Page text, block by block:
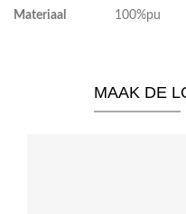
Materiaal 100%pu
MAAK DE